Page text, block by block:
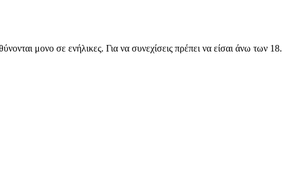
μονο σε ενήλικες. Για να συνεχίσεις πρέπει να είσαι άνω των 18.